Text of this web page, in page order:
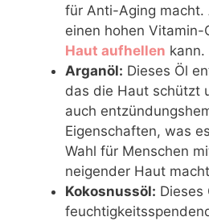
für Anti-Aging macht.
einen hohen
Haut aufhellen kann.
Arganöl: Dieses Öl
das die Haut schützt
auch
Eigenschaften, was
Wahl für Menschen
neigender Haut
Kokosnussöl: Dieses